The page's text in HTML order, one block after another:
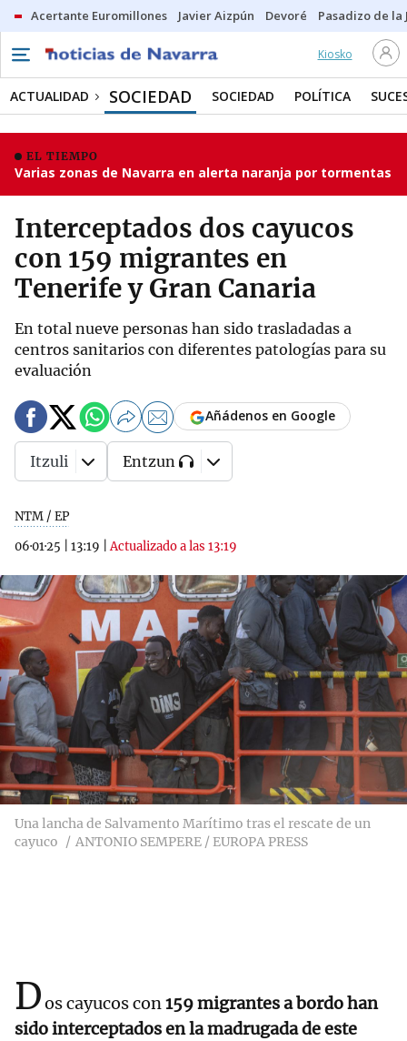
Acertante Euromillones Javier Aizpún Devoré Pasadizo de la
Kiosko
ACTUALIDAD SOCIEDAD SOCIEDAD POLÍTICA
EL TIEMPO
Varias zonas de Navarra en alerta naranja por tormentas
Interceptados dos cayucos
con 159 migrantes en
Tenerife y Gran Canaria
En total nueve personas han sido trasladadas a
centros sanitarios con diferentes patologías para su
evaluación
NTM / EP
06·01·25
13:19 |Actualizado a las 13:19
Añádenos en Google
Itzuli Entzun
Una lancha de Salvamento Marítimo tras el rescate de un
cayuco
ANTONIO SEMPERE / EUROPA PRESS
Dos cayucos con159 migrantes a bordo han
sido interceptados en la madrugada de este